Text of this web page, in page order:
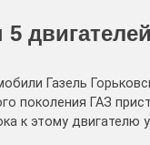
5
Газель
поколения ГАЗ
к этому двигателю